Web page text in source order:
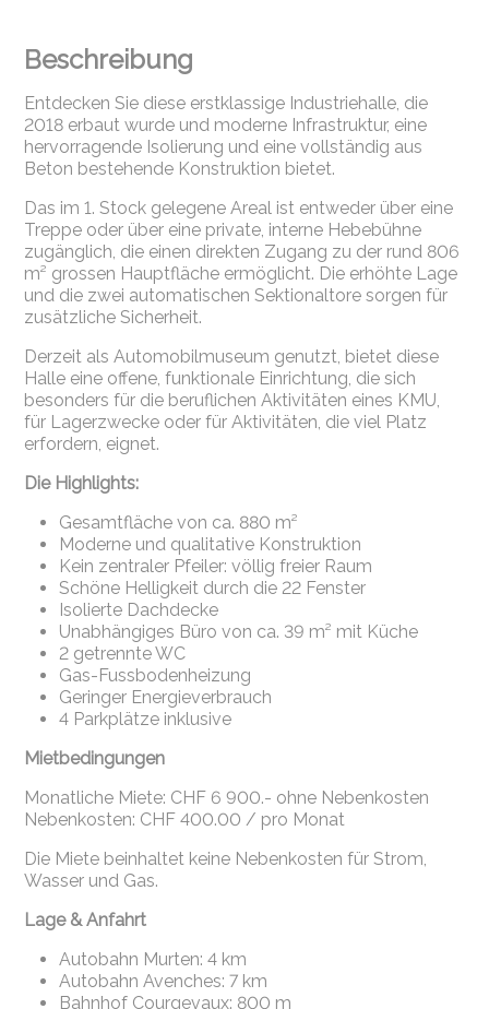
Beschreibung
Entdecken Sie diese erstklassige Industriehalle, die
2018 erbaut wurde und moderne Infrastruktur, eine
hervorragende Isolierung und eine vollständig aus
Beton bestehende Konstruktion bietet.
Das im 1. Stock gelegene Areal ist entweder über eine
Treppe oder über eine private, interne Hebebühne
zugänglich, die einen direkten Zugang zu der rund 806
m² grossen Hauptfläche ermöglicht. Die erhöhte Lage
und die zwei automatischen Sektionaltore sorgen für
zusätzliche Sicherheit.
Derzeit als Automobilmuseum genutzt, bietet diese
Halle eine offene, funktionale Einrichtung, die sich
besonders für die beruflichen Aktivitäten eines KMU,
für Lagerzwecke oder für Aktivitäten, die viel Platz
erfordern, eignet.
Die Highlights:
Gesamtfläche von ca. 880 m²
Moderne und qualitative Konstruktion
Kein zentraler Pfeiler: völlig freier Raum
Schöne Helligkeit durch die 22 Fenster
Isolierte Dachdecke
Unabhängiges Büro von ca. 39 m² mit Küche
2 getrennte WC
Gas-Fussbodenheizung
Geringer Energieverbrauch
4 Parkplätze inklusive
Mietbedingungen
Monatliche Miete: CHF 6 900.- ohne Nebenkosten
Nebenkosten: CHF 400.00 / pro Monat
Die Miete beinhaltet keine Nebenkosten für Strom,
Wasser und Gas.
Lage & Anfahrt
Autobahn Murten: 4 km
Autobahn Avenches: 7 km
Bahnhof Courgevaux: 800 m